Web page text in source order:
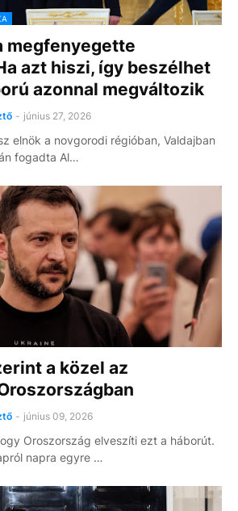
megfenyegette
azt hiszi, így beszélhet
azonnal megváltozik
- június 27, 2026
elnök a novgorodi régióban, Valdajban
fogadta Al…
a közel az
- június 09, 2026
Oroszország elveszíti ezt a háborút.
napra egyre …